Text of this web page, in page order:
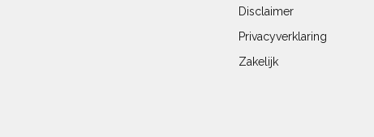
Disclaimer
Privacyverklaring
Zakelijk